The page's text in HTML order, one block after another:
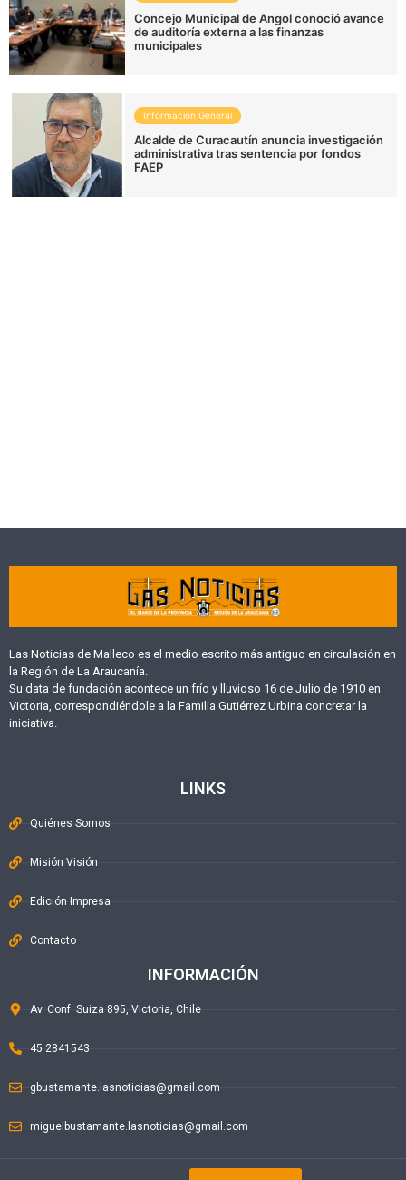
Concejo Municipal de Angol conoció avance
de auditoría externa a las finanzas
municipales
Información General
Alcalde de Curacautín anuncia investigación
administrativa tras sentencia por fondos
FAEP
Las Noticias de Malleco es el medio escrito más antiguo en circulación en
la Región de La Araucanía.
Su data de fundación acontece un frío y lluvioso 16 de Julio de 1910 en
Victoria, correspondiéndole a la Familia Gutiérrez Urbina concretar la
iniciativa.
LINKS
Quiénes Somos
Misión Visión
Edición Impresa
Contacto
INFORMACIÓN
Av. Conf. Suiza 895, Victoria, Chile
45 2841543
gbustamante.lasnoticias@gmail.com
miguelbustamante.lasnoticias@gmail.com